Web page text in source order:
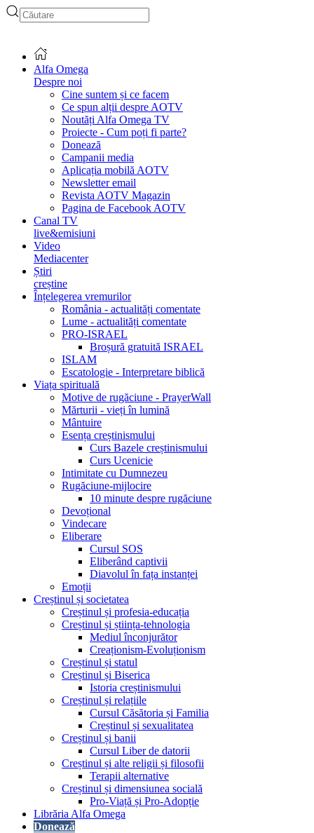
Alfa Omega
Despre noi
Cine suntem și ce facem
Ce spun alții despre AOTV
Noutăți Alfa Omega TV
Proiecte - Cum poți fi parte?
Donează
Campanii media
Aplicația mobilă AOTV
Newsletter email
Revista AOTV Magazin
Pagina de Facebook AOTV
Canal TV
live&emisiuni
Video
Mediacenter
Știri
creștine
Înțelegerea vremurilor
România - actualități comentate
Lume - actualități comentate
PRO-ISRAEL
Broșură gratuită ISRAEL
ISLAM
Escatologie - Interpretare biblică
Viața spirituală
Motive de rugăciune - PrayerWall
Mărturii - vieți în lumină
Mântuire
Esența creștinismului
Curs Bazele creștinismului
Curs Ucenicie
Intimitate cu Dumnezeu
Rugăciune-mijlocire
10 minute despre rugăciune
Devoțional
Vindecare
Eliberare
Cursul SOS
Eliberând captivii
Diavolul în fața instanței
Emoții
Creștinul și societatea
Creștinul și profesia-educația
Creștinul și știința-tehnologia
Mediul înconjurător
Creaționism-Evoluționism
Creștinul și statul
Creștinul și Biserica
Istoria creștinismului
Creștinul și relațiile
Cursul Căsătoria și Familia
Creștinul și sexualitatea
Creștinul și banii
Cursul Liber de datorii
Creștinul și alte religii și filosofii
Terapii alternative
Creștinul și dimensiunea socială
Pro-Viață și Pro-Adopție
Librăria Alfa Omega
Donează